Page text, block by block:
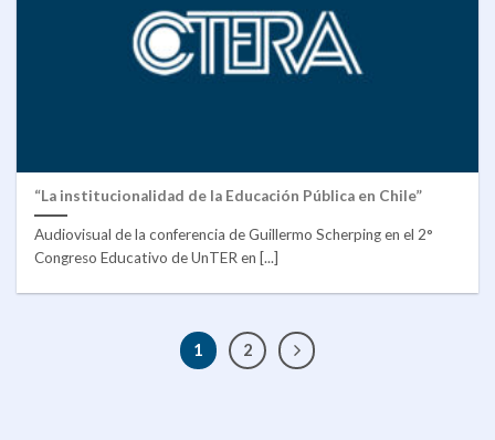
“La institucionalidad de la Educación Pública en Chile”
Audiovisual de la conferencia de Guillermo Scherping en el 2°
Congreso Educativo de UnTER en [...]
1 2